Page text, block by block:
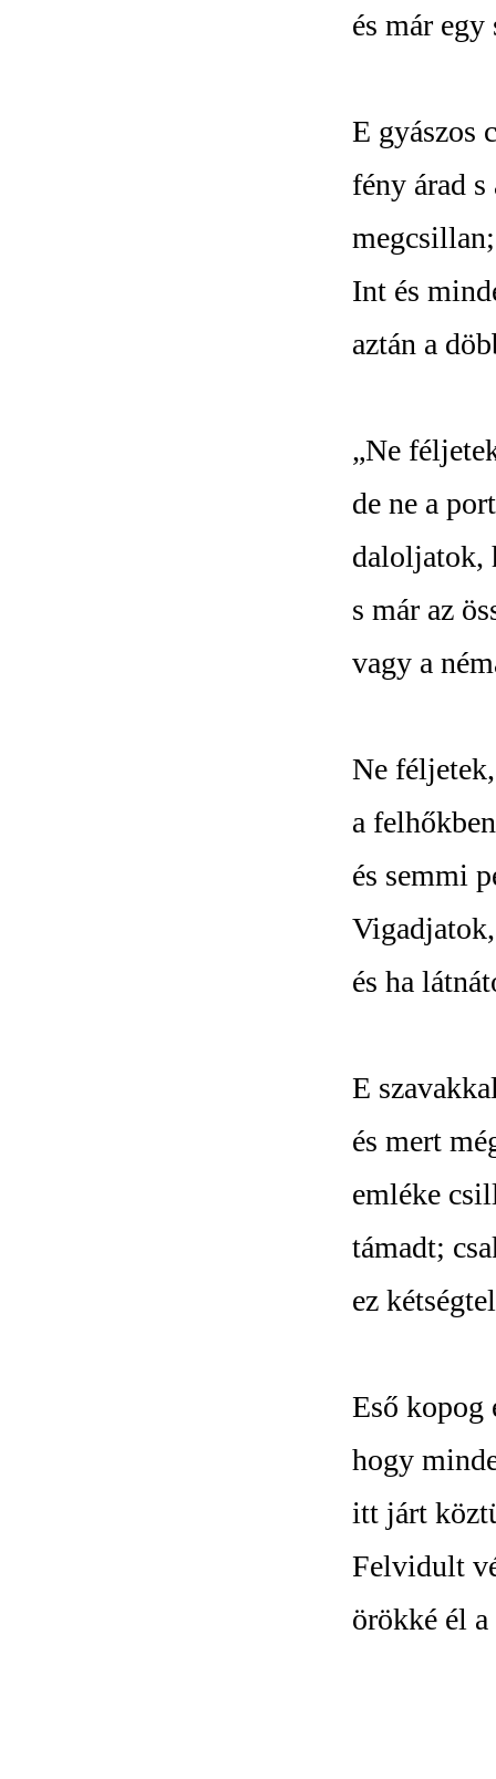
és már
E gyászos
fény árad
Int és
aztán a
„Ne
de ne a
daloljatok,
s már az
vagy a
Ne
a
és semmi
és ha
E
és mert
emléke
támadt;
ez
Eső kopog
hogy
itt járt
Felvidult
örökké él